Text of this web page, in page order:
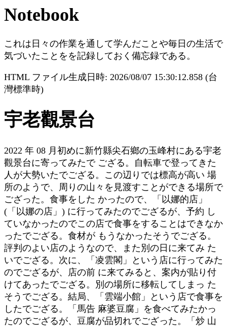
Notebook
これは日々の作業を通して学んだことや毎日の生活で
気づいたことをを記録しておく備忘録である。
HTML ファイル生成日時: 2026/08/07 15:30:12.858 (台
灣標準時)
宇老觀景台
2022 年 08 月初めに新竹縣尖石鄉の玉峰村にある宇老
觀景台に寄ってみたで ござる。自転車で登ってきた
人が大勢いたでござる。この辺りでは標高が高い 場
所のようで、周りの山々を見渡すことができる場所で
ござった。食事をした かったので、「以娜的店」
(「以娜の店」) に行ってみたのでござるが、予約 し
ていなかったのでこの店で食事をすることはできなか
ったでござる。食材が もうなかったそうでござる。
評判のよい店のようなので、また別の日に来てみ た
いでござる。次に、「凌雲閣」という店に行ってみた
のでござるが、店の前 に来てみると、案内が貼り付
けてあったでござる。別の場所に移転してしまっ た
そうでござる。結局、「雲端小館」という店で食事を
したでござる。「馬告 麻婆豆腐」を食べてみたかっ
たのでござるが、豆腐が品切れでござった。「炒 山